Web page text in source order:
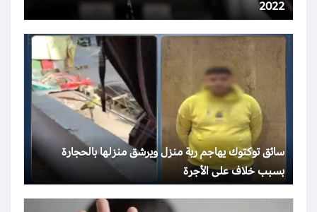
2022
سائق توكتوك يهاجم ربة منزل ويرشق منزلها بالحجارة
بسبب خلاف على الأجرة